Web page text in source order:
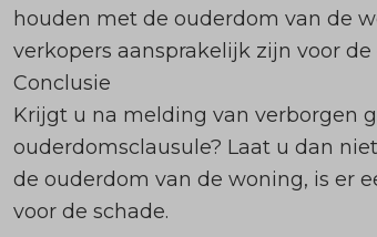
houden met de ouderdom van de
verkopers aansprakelijk zijn voor
Conclusie
Krijgt u na melding van verborgen
ouderdomsclausule? Laat u dan
de ouderdom van de woning, is er
voor de schade.